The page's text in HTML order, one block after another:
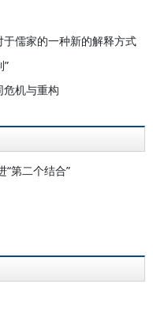
儒家的一种新的解释方式
”
机与重构
“第二个结合”